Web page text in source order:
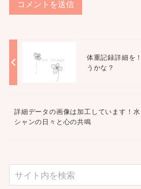
体重記録詳細を
うかな？
詳細データの画像は加工しています！水
シャンの日々と心の共鳴